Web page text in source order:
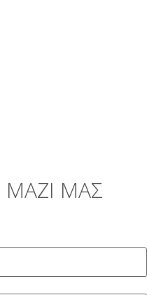
ΜΑΖΙ ΜΑΣ